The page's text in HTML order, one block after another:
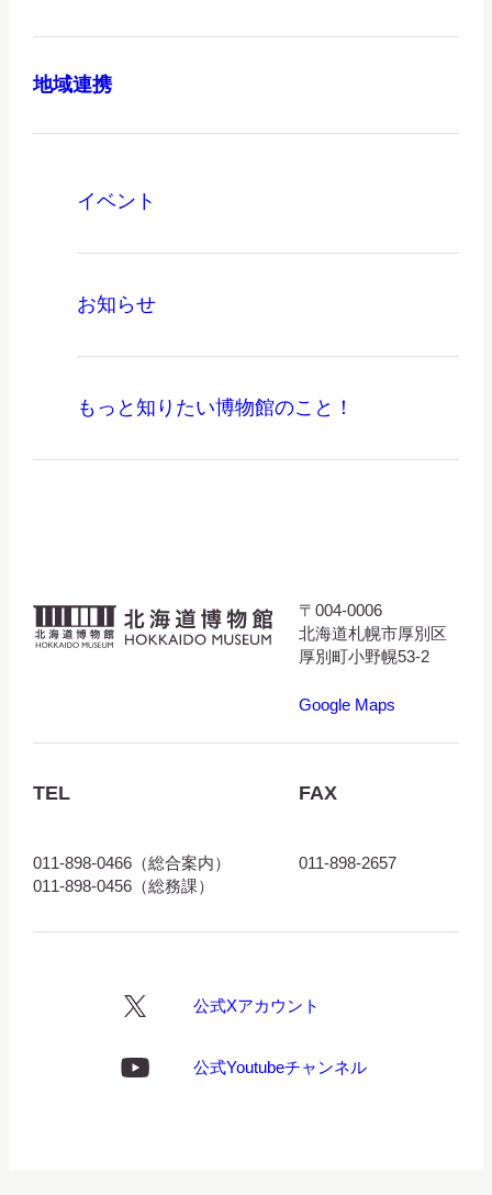
地域連携
イベント
お知らせ
もっと知りたい博物館のこと！
北
海
館
ゴ
〒004-0006
北海道札幌市厚別区
厚別町小野幌53-2
Google Maps
TEL
011-898-0466（総合案内）
011-898-0456（総務課）
FAX
011-898-2657
X
ゴ
公式Xアカウント
Youtube
公式Youtubeチャンネル